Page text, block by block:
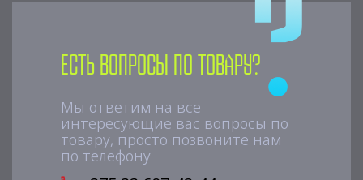
Есть вопросы по товару?
Мы ответим на все
интересующие вас вопросы по
товару, просто позвоните нам
по телефону